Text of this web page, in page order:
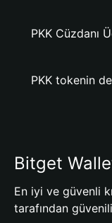
PKK Cüzdanı
PKK tokenin
Bitget
En iyi ve güvenli
tarafından